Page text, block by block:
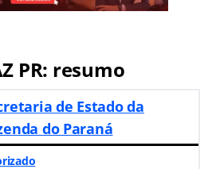
PR: resumo
de Estado da
do Paraná